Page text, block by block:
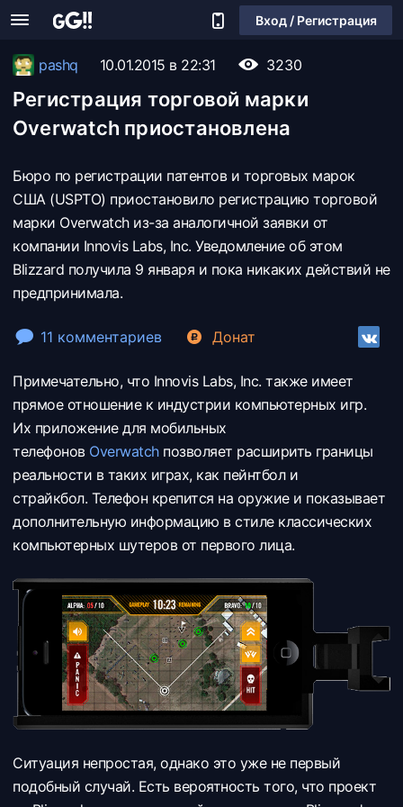
Вход / Регистрация
pashq 10.01.2015 в 22:31 3230
Регистрация торговой марки
Overwatch приостановлена
Бюро по регистрации патентов и торговых марок
США (USPTO) приостановило регистрацию торговой
марки Overwatch из-за аналогичной заявки от
компании Innovis Labs, Inc. Уведомление об этом
Blizzard получила 9 января и пока никаких действий не
предпринимала.
11 комментариев Донат
Примечательно, что Innovis Labs, Inc. также имеет
прямое отношение к индустрии компьютерных игр.
Их приложение для мобильных
телефонов Overwatchпозволяет расширить границы
реальности в таких играх, как пейнтбол и
страйкбол. Телефон крепится на оружие и показывает
дополнительную информацию в стиле классических
компьютерных шутеров от первого лица.
Ситуация непростая, однако это уже не первый
подобный случай. Есть вероятность того, что проект